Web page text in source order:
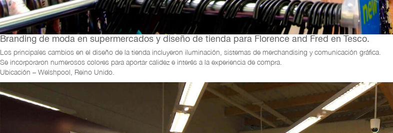
Branding de moda en supermercados y diseño de tienda para Florence and Fred en Tesco.
Los principales cambios en el diseño de la tienda incluyeron iluminación, sistemas de merchandising y comunicación gráfica.
Se incorporaron numerosos colores para aportar calidez e interés a la experiencia de compra.
Ubicación – Welshpool, Reino Unido.